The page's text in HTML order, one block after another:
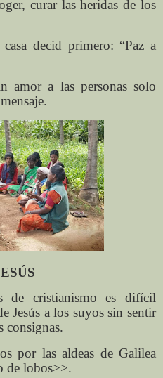
curar las heridas de los
decid primero: “Paz a
amor a las personas solo
de cristianismo es difícil
Jesús a los suyos sin sentir
consignas.
por las aldeas de Galilea
de lobos>>.